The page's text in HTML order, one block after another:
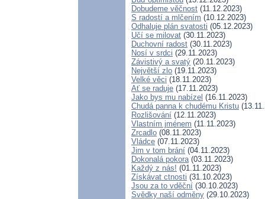
Dobudeme věčnost (11.12.2023)
S radostí a mlčením (10.12.2023)
Odhaluje plán svatosti (05.12.2023)
Učí se milovat (30.11.2023)
Duchovní radost (30.11.2023)
Nosí v srdci (29.11.2023)
Závistivý a svatý (20.11.2023)
Největší zlo (19.11.2023)
Velké věci (18.11.2023)
Ať se raduje (17.11.2023)
Jako bys mu nabízel (16.11.2023)
Chudá panna k chudému Kristu
Rozlišování (12.11.2023)
Vlastním jménem (11.11.2023)
Zrcadlo (08.11.2023)
Vládce (07.11.2023)
Jim v tom brání (04.11.2023)
Dokonalá pokora(03.11.2023)
Každý z nás! (01.11.2023)
Získávat ctnosti (31.10.2023)
Jsou za to vděční (30.10.2023)
Svědky naší odměny (29.10.2023)